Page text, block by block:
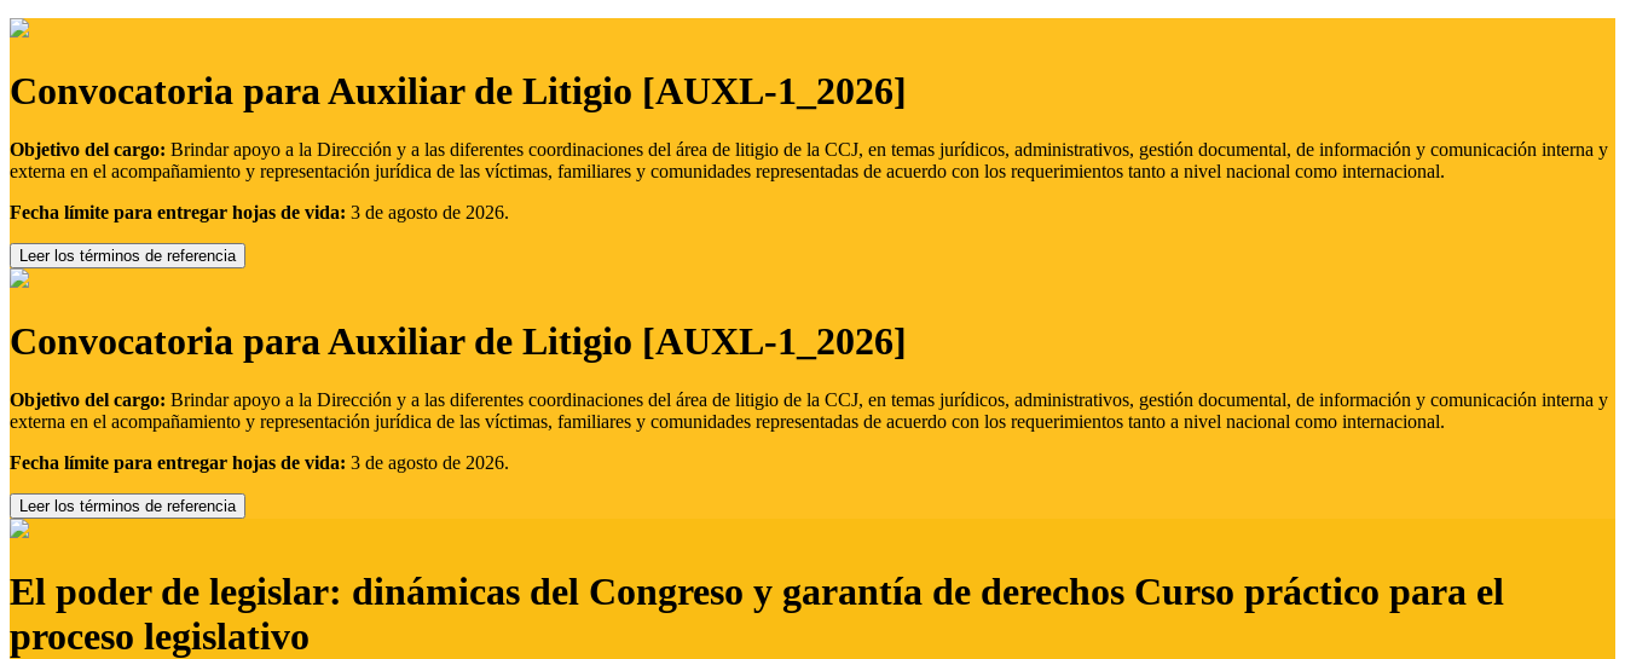
Convocatoria para Auxiliar de Litigio [AUXL-1_2026]
Objetivo del cargo: Brindar apoyo a la Dirección y a las diferentes coordinaciones del área de litigio de la CCJ, en temas jurídicos, administrativos, gestión documental, de información y comunicación interna y
externa en el acompañamiento y representación jurídica de las víctimas, familiares y comunidades representadas de acuerdo con los requerimientos tanto a nivel nacional como internacional.
Fecha límite para entregar hojas de vida: 3 de agosto de 2026.
Leer los términos de referencia
Convocatoria para Auxiliar de Litigio [AUXL-1_2026]
Objetivo del cargo: Brindar apoyo a la Dirección y a las diferentes coordinaciones del área de litigio de la CCJ, en temas jurídicos, administrativos, gestión documental, de información y comunicación interna y
externa en el acompañamiento y representación jurídica de las víctimas, familiares y comunidades representadas de acuerdo con los requerimientos tanto a nivel nacional como internacional.
Fecha límite para entregar hojas de vida: 3 de agosto de 2026.
Leer los términos de referencia
El poder de legislar: dinámicas del Congreso y garantía de derechos Curso práctico para el
proceso legislativo